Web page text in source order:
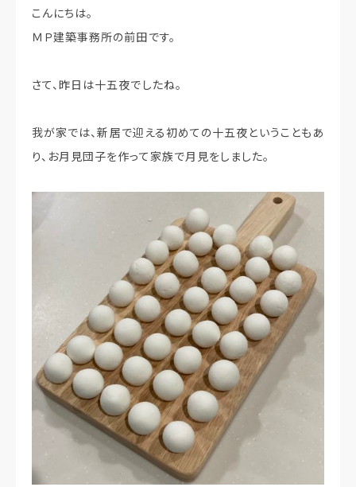
こんにちは。
ＭＰ建築事務所の前田です。
さて、昨日は十五夜でしたね。
我が家では、新居で迎える初めての十五夜ということもあ
り、お月見団子を作って家族で月見をしました。